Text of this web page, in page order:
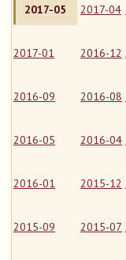
2017-05 2017-04
2017-01 2016-12
2016-09 2016-08
2016-05 2016-04
2016-01 2015-12
2015-09 2015-07